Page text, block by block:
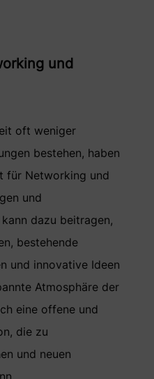
und
oft weniger
bestehen, haben
für Networking und
und
dazu beitragen,
bestehende
und innovative Ideen
Atmosphäre der
eine offene und
die zu
und neuen